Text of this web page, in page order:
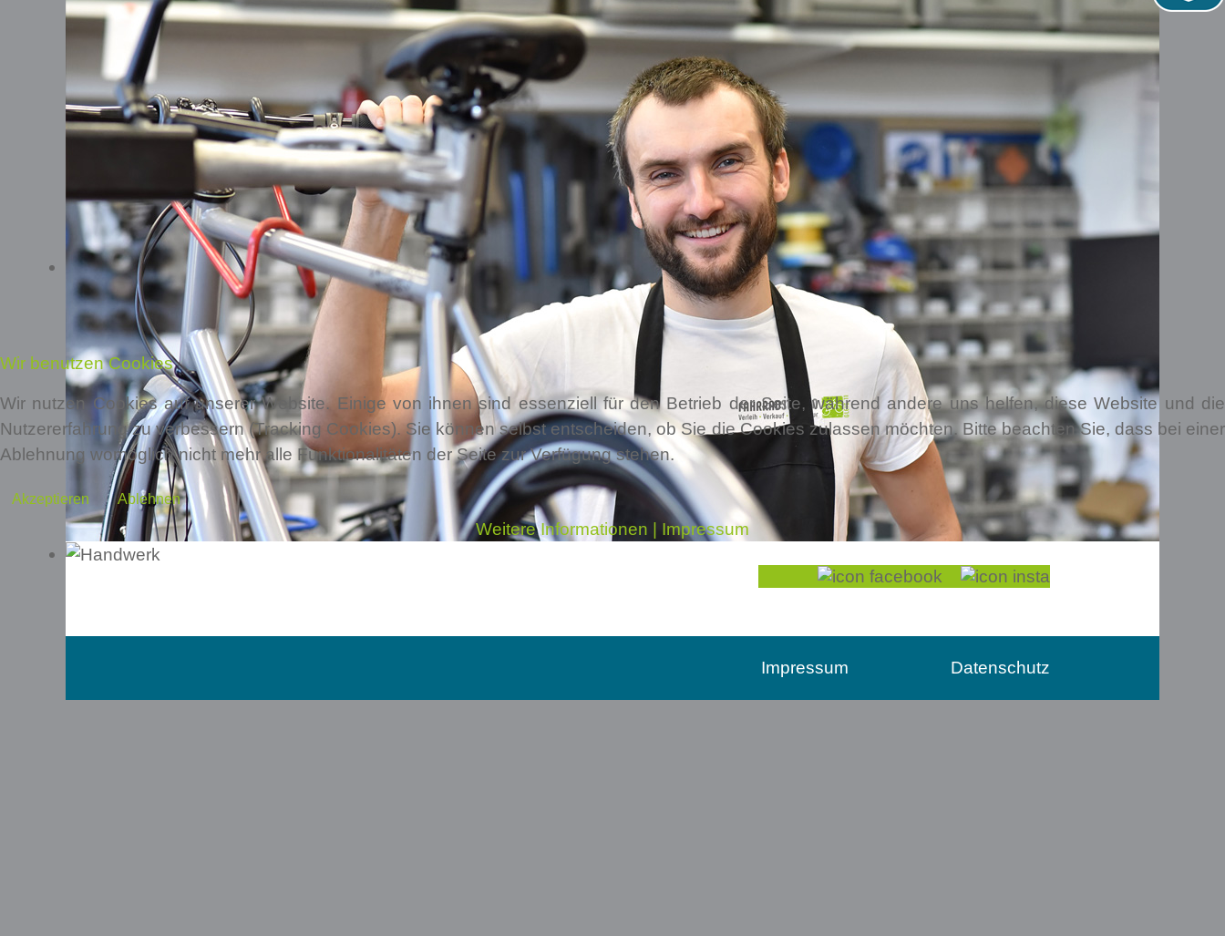
Schaubild der Meister- und Fachbetriebe der Bürgerservice gGmbH
mit allen Gewerken auf einen Blick.
Jetzt beraten lassen
Sie benötigen ein beratendes Gespräch, bevor es mit
Ihrem Projekt losgehen soll? Kein Problem, wir freuen
uns auf Ihren Anruf! Oder schreiben Sie uns einfach.
Ein*e Fachmitarbeiter*in setzt sich schnellstmöglich mit
Ihnen in Verbindung.
Telefon: 0651 - 8250 - 0
Telefax: 0651 - 8250 - 450
E-Mail:info@bues-trier.de
Alles in guten Händen.
Datenschutz
Impressum
Wir benutzen Cookies
Wir nutzen Cookies auf unserer Website. Einige von ihnen sind essenziell für den Betrieb der Seite, während andere uns helfen, diese Website und die
Nutzererfahrung zu verbessern (Tracking Cookies). Sie können selbst entscheiden, ob Sie die Cookies zulassen möchten. Bitte beachten Sie, dass bei einer
Ablehnung womöglich nicht mehr alle Funktionalitäten der Seite zur Verfügung stehen.
Akzeptieren Ablehnen
Weitere Informationen Impressum